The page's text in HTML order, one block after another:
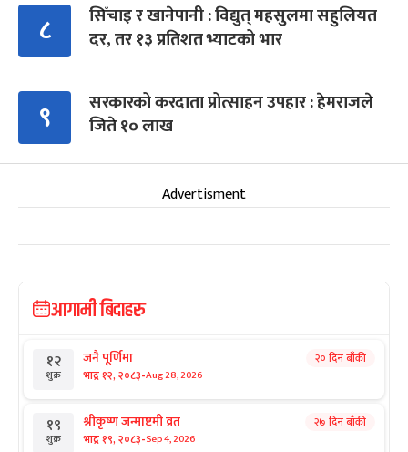
८
सिँचाइ र खानेपानी : विद्युत् महसुलमा सहुलियत
दर, तर १३ प्रतिशत भ्याटको भार
९
सरकारको करदाता प्रोत्साहन उपहार : हेमराजले
जिते १० लाख
Advertisment
आगामी बिदाहरु
१२
शुक्र
जनै पूर्णिमा
भाद्र १२, २०८३-Aug 28, 2026
२० दिन बाँकी
१९
शुक्र
श्रीकृष्ण जन्माष्टमी व्रत
भाद्र १९, २०८३-Sep 4, 2026
२७ दिन बाँकी